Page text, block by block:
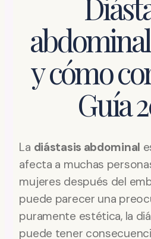
y cómo
Guía
La diástasis abdominal
afecta a muchas
mujeres después del
puede parecer una
puramente estética, la
puede tener